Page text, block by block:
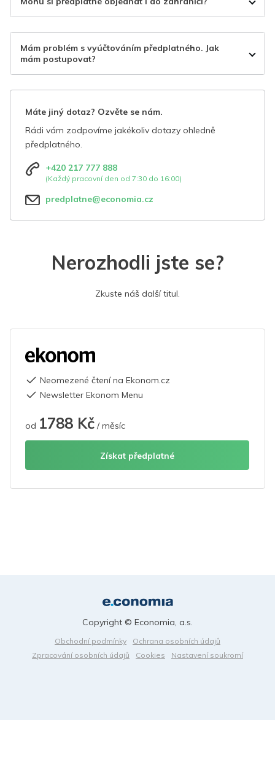
Mám problém s vyúčtováním předplatného. Jak
mám postupovat?
Máte jiný dotaz? Ozvěte se nám.
Rádi vám zodpovíme jakékoliv dotazy ohledně
předplatného.
+420 217 777 888
(Každý pracovní den od 7:30 do 16:00)
predplatne@economia.cz
Nerozhodli jste se?
Zkuste náš další titul.
Neomezené čtení na Ekonom.cz
Newsletter Ekonom Menu
od 1788 Kč / měsíc
Získat předplatné
Obchodní podmínky
Ochrana osobních údajů
Zpracování osobních údajů
Cookies Nastavení soukromí
Copyright © Economia, a.s.